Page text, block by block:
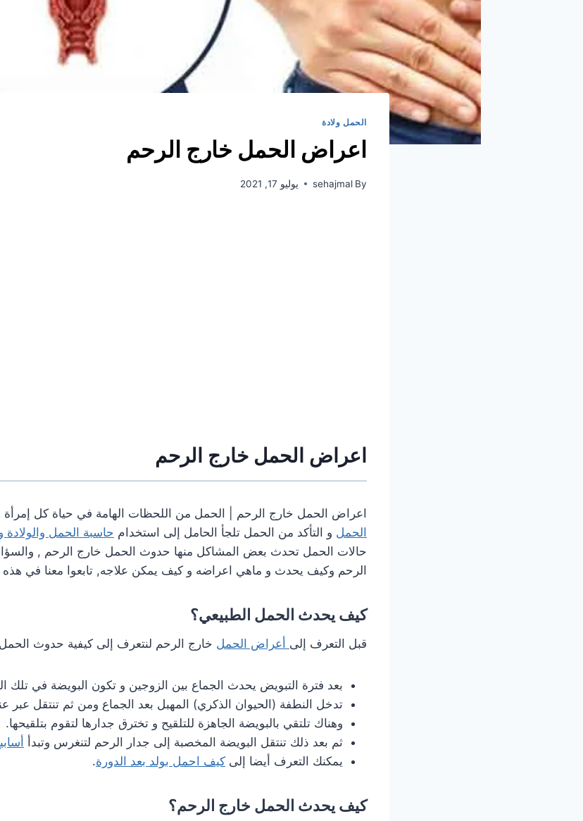
الحمل ولادة
اعراض الحمل خارج الرحم
By
sehajmal يوليو 17, 2021
اعراض الحمل خارج الرحم
اعراض الحمل خارج الرحم | الحمل من اللحظات الهامة في حياة كل إمرأة
الحمل و التأكد من الحمل تلجأ الحامل إلى استخدام حاسبة الحمل
حالات الحمل تحدث بعض المشاكل منها حدوث الحمل خارج الرحم ,
الرحم وكيف يحدث و ماهي اعراضه و كيف يمكن علاجه, تابعوا معنا في هذه
كيف يحدث الحمل الطبيعي؟
قبل التعرف إلى أعراض الحمل خارج الرحم لنتعرف إلى كيفية حدوث
بعد فترة التبويض يحدث الجماع بين الزوجين و تكون البويضة في تلك
تدخل النطفة (الحيوان الذكري) المهبل بعد الجماع ومن ثم تنتقل عبر
وهناك تلتقي بالبويضة الجاهزة للتلقيح و تخترق جدارها لتقوم بتلقيحها.
ثم بعد ذلك تنتقل البويضة المخصبة إلى جدار الرحم لتنغرس وتبدأ
يمكنك التعرف أيضا إلى كيف احمل بولد بعد الدورة.
كيف يحدث الحمل خارج الرحم؟